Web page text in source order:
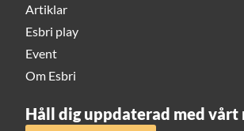
Artiklar
Esbri play
Event
Om Esbri
Håll dig uppdaterad med